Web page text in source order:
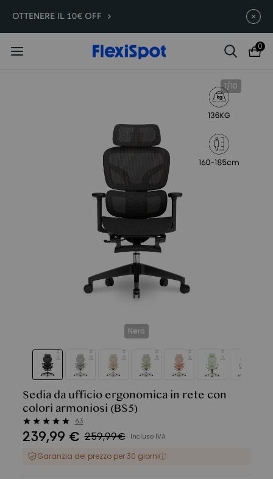
Early Bird su E7 / C7 / Lotus /
PortaGo | Fino a 160€ di sconto
: 03
0
1/10
Nero
Sedia da ufficio ergonomica in rete con
colori armoniosi (BS5)
63
239,99 € 259,99€ Incluso IVA
Garanzia del prezzo per 30 giorni
OTTENERE IL 10€ OFF